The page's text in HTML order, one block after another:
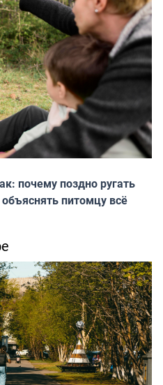
почему поздно ругать
питомцу всё